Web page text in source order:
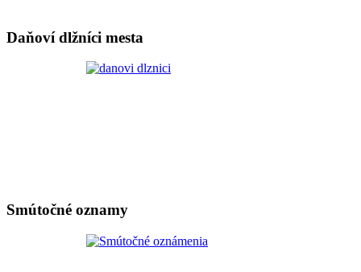
Daňoví dlžníci mesta
Smútočné oznamy